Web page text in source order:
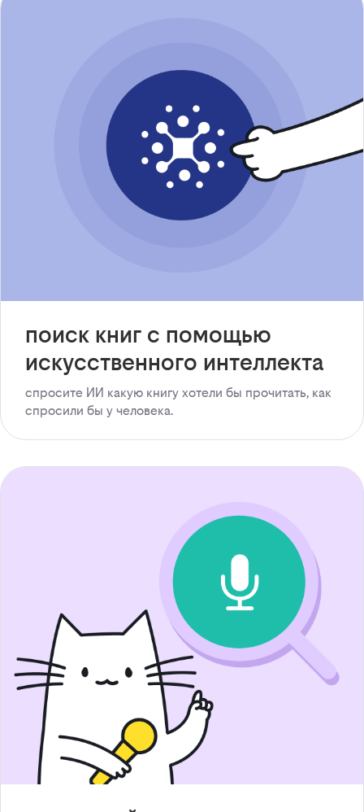
поиск книг с помощью
искусственного интеллекта
спросите ИИ какую книгу хотели бы прочитать, как
спросили бы у человека.